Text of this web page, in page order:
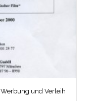
Werbung und Verleih